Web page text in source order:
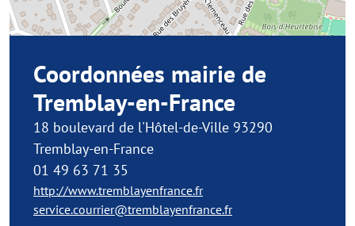
Coordonnées mairie de
Tremblay-en-France
18 boulevard de l'Hôtel-de-Ville 93290
Tremblay-en-France
01 49 63 71 35
http://www.tremblayenfrance.fr
service.courrier@tremblayenfrance.fr